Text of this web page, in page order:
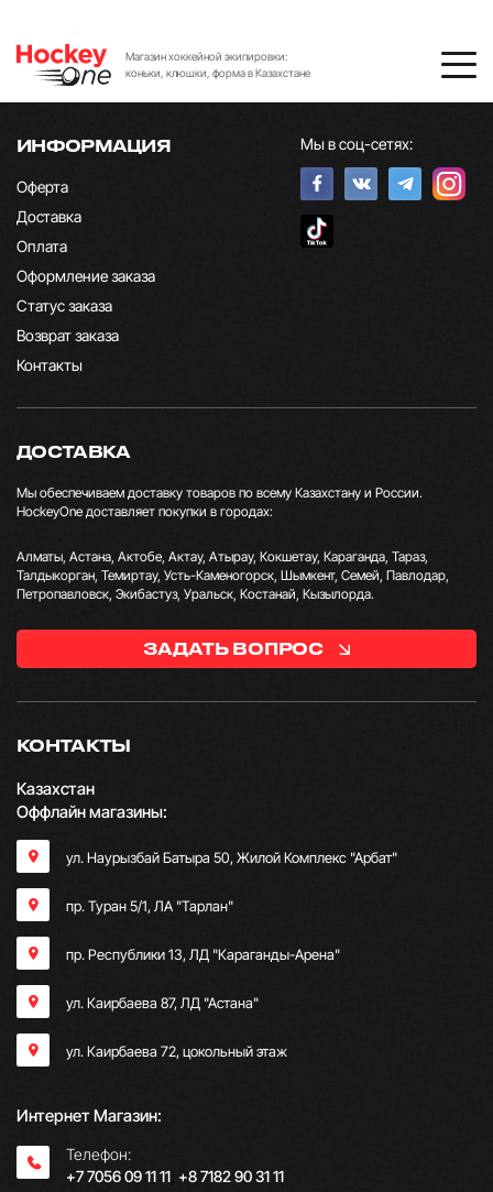
Магазин хоккейной экипировки:
коньки, клюшки, форма в Казахстане
ИНФОРМАЦИЯ
Оферта
Доставка
Оплата
Оформление заказа
Статус заказа
Возврат заказа
Контакты
Мы в соц-сетях:
КОНТАКТЫ
Казахстан
Оффлайн магазины:
ул. Наурызбай Батыра 50, Жилой Комплекс "Арбат"
пр. Туран 5/1, ЛА "Тарлан"
пр. Республики 13, ​ЛД "Караганды-Арена"
ул. Каирбаева 87, ЛД "Астана"
ул. Каирбаева 72, цокольный этаж
Интернет Магазин:
Телефон:
+7 7056 09 11 11; +8 7182 90 31 11
ДОСТАВКА
Мы обеспечиваем доставку товаров по всему Казахстану и России.
HockeyOne доставляет покупки в городах:
Алматы, Астана, Актобе, Актау, Атырау, Кокшетау, Караганда, Тараз,
Талдыкорган, Темиртау, Усть-Каменогорск, Шымкент, Семей, Павлодар,
Петропавловск, Экибастуз, Уральск, Костанай, Кызылорда.
ЗАДАТЬ ВОПРОС